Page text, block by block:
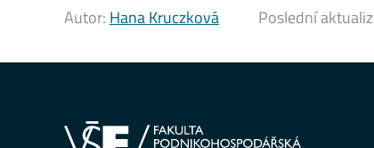
Autor: Hana Kruczková Poslední